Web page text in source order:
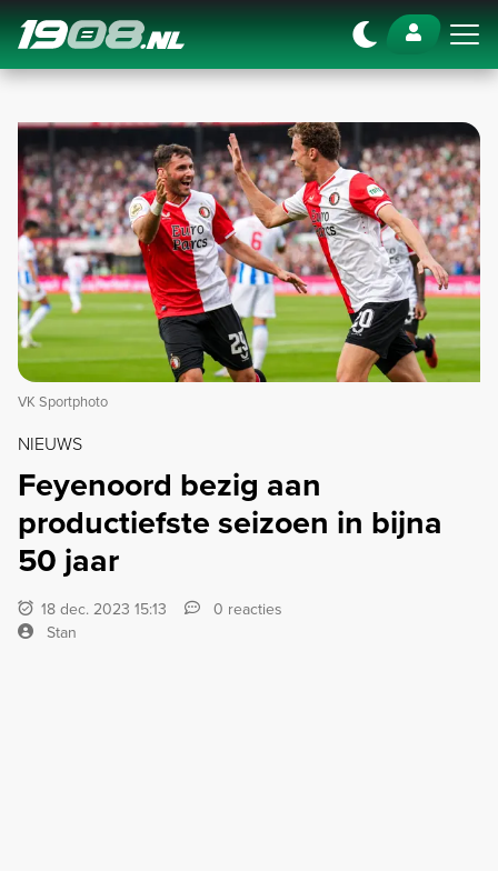
Navigation
VK Sportphoto
NIEUWS
Feyenoord bezig aan
productiefste seizoen in bijna
50 jaar
18 dec. 2023 15:13
0 reacties
Stan